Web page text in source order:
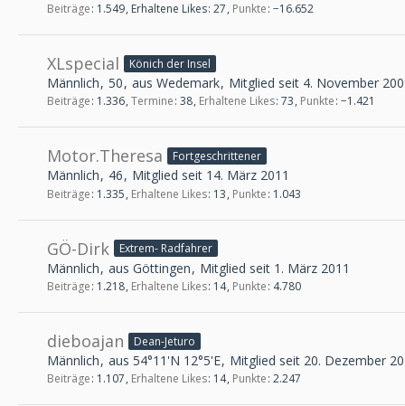
Beiträge 1.549 Erhaltene Likes 27 Punkte −16.652
XLspecial Könich der Insel
Männlich 50 aus Wedemark Mitglied seit 4. November
Beiträge 1.336 Termine 38 Erhaltene Likes 73 Punkte −1.421
Motor.Theresa Fortgeschrittener
Männlich 46 Mitglied seit 14. März 2011
Beiträge 1.335 Erhaltene Likes 13 Punkte 1.043
GÖ-Dirk Extrem- Radfahrer
Männlich aus Göttingen Mitglied seit 1. März 2011
Beiträge 1.218 Erhaltene Likes 14 Punkte 4.780
dieboajan Dean-Jeturo
Männlich aus 54°11'N 12°5'E Mitglied seit 20. Dezember
Beiträge 1.107 Erhaltene Likes 14 Punkte 2.247